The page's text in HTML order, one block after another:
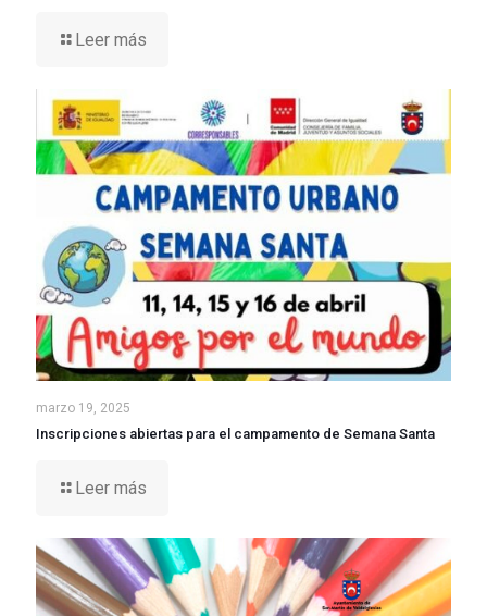
Leer más
marzo 19, 2025
Inscripciones abiertas para el campamento de Semana Santa
Leer más